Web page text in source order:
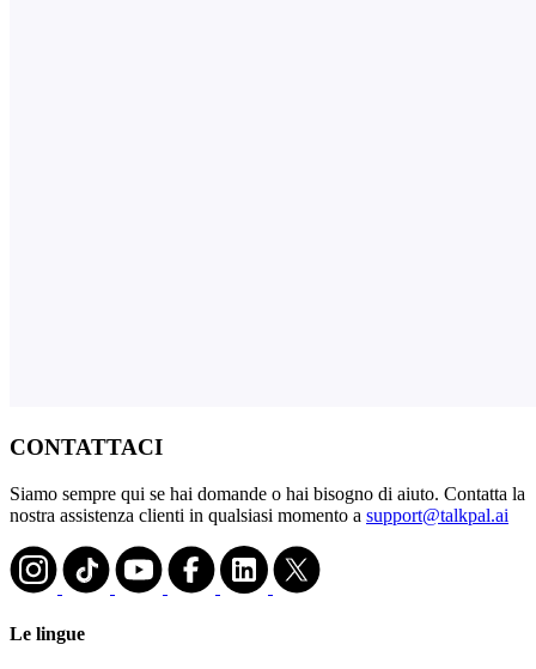
CONTATTACI
Siamo sempre qui se hai domande o hai bisogno di aiuto. Contatta la
nostra assistenza clienti in qualsiasi momento a support@talkpal.ai
Le lingue